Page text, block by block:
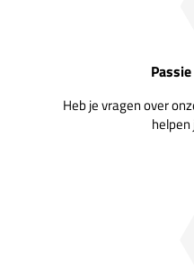
Heb je vragen over
helpen